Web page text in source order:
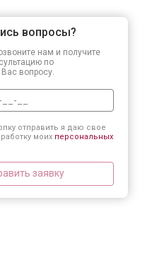
вопросы?
нам и получите
по
вопросу.
отправить я даю свое
моих персональных
заявку